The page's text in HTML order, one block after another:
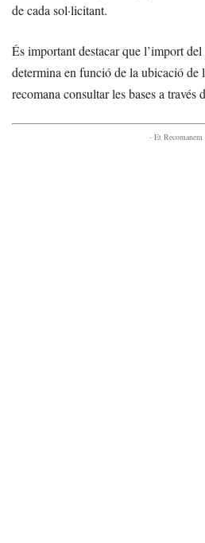
de cada sol·licitant.
És important destacar que l’import
determina en funció de la ubicació de
recomana consultar les bases a través
- Et Recomanem